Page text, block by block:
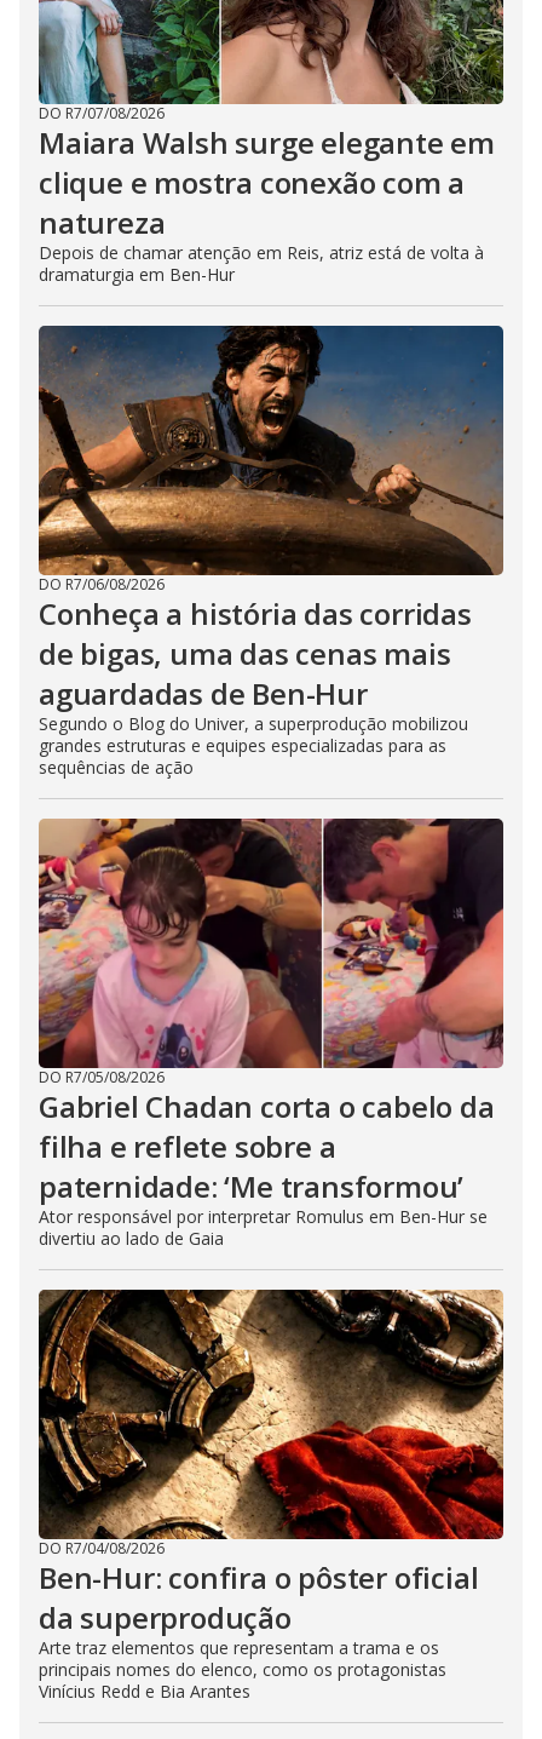
DO R7/07/08/2026
Maiara Walsh surge elegante em
clique e mostra conexão com a
natureza
Depois de chamar atenção em Reis, atriz está de volta à
dramaturgia em Ben-Hur
DO R7/06/08/2026
Conheça a história das corridas
de bigas, uma das cenas mais
aguardadas de Ben-Hur
Segundo o Blog do Univer, a superprodução mobilizou
grandes estruturas e equipes especializadas para as
sequências de ação
DO R7/05/08/2026
Gabriel Chadan corta o cabelo da
filha e reflete sobre a
paternidade: ‘Me transformou’
Ator responsável por interpretar Romulus em Ben-Hur se
divertiu ao lado de Gaia
DO R7/04/08/2026
Ben-Hur: confira o pôster oficial
da superprodução
Arte traz elementos que representam a trama e os
principais nomes do elenco, como os protagonistas
Vinícius Redd e Bia Arantes